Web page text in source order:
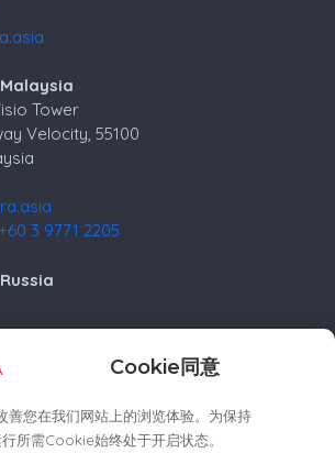
Cookie同意
您在我们网站上的浏览体验。为保持
所需Cookie始终处于开启状态。
Tower
Velocity, 55100
3 9771 2205